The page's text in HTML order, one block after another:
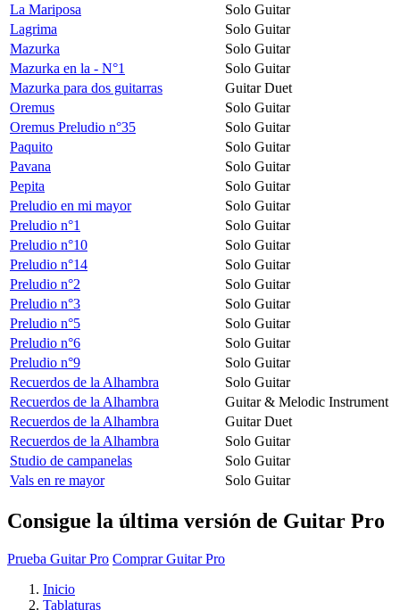
La Mariposa
Solo Guitar
Lagrima
Solo Guitar
Mazurka
Solo Guitar
Mazurka en la - N°1
Solo Guitar
Mazurka para dos guitarras
Guitar Duet
Oremus
Solo Guitar
Oremus Preludio n°35
Solo Guitar
Paquito
Solo Guitar
Pavana
Solo Guitar
Pepita
Solo Guitar
Preludio en mi mayor
Solo Guitar
Preludio n°1
Solo Guitar
Preludio n°10
Solo Guitar
Preludio n°14
Solo Guitar
Preludio n°2
Solo Guitar
Preludio n°3
Solo Guitar
Preludio n°5
Solo Guitar
Preludio n°6
Solo Guitar
Preludio n°9
Solo Guitar
Recuerdos de la Alhambra
Solo Guitar
Recuerdos de la Alhambra
Guitar & Melodic Instrument
Recuerdos de la Alhambra
Guitar Duet
Recuerdos de la Alhambra
Solo Guitar
Studio de campanelas
Solo Guitar
Vals en re mayor
Solo Guitar
Consigue la última versión de Guitar Pro
Prueba Guitar Pro Comprar Guitar Pro
Inicio
Tablaturas